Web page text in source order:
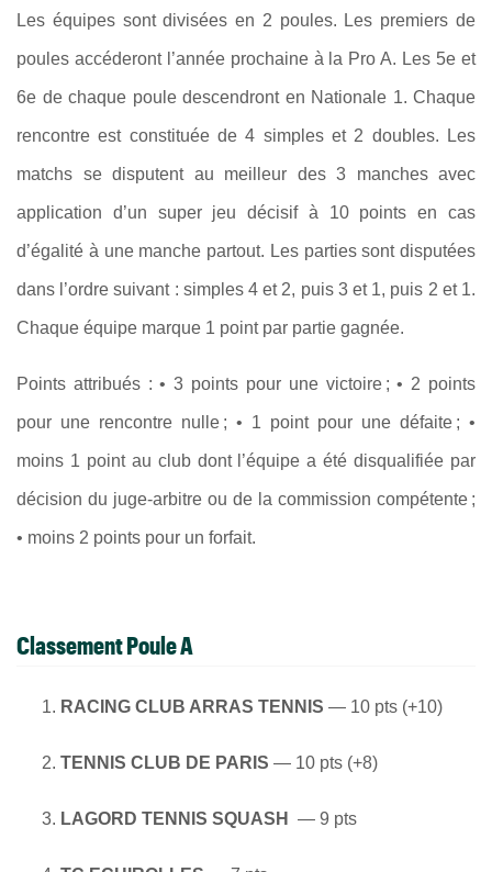
Les équipes sont divisées en 2 poules. Les premiers de
poules accéderont l’année prochaine à la Pro A. Les 5e et
6e de chaque poule descendront en Nationale 1. Chaque
rencontre est constituée de 4 simples et 2 doubles. Les
matchs se disputent au meilleur des 3 manches avec
application d’un super jeu décisif à 10 points en cas
d’égalité à une manche partout. Les parties sont disputées
dans l’ordre suivant : simples 4 et 2, puis 3 et 1, puis 2 et 1.
Chaque équipe marque 1 point par partie gagnée.
Points attribués : • 3 points pour une victoire ; • 2 points
pour une rencontre nulle ; • 1 point pour une défaite ; •
moins 1 point au club dont l’équipe a été disqualifiée par
décision du juge-arbitre ou de la commission compétente ;
• moins 2 points pour un forfait.
Classement Poule A
RACING CLUB ARRAS TENNIS — 10 pts (+10)
TENNIS CLUB DE PARIS — 10 pts (+8)
LAGORD TENNIS SQUASH — 9 pts